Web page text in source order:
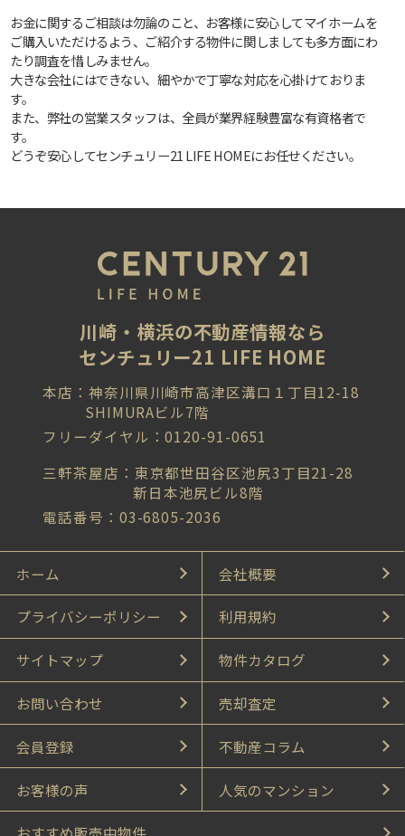
お金に関するご相談は勿論のこと、お客様に安心してマイホームを
ご購入いただけるよう、ご紹介する物件に関しましても多方面にわ
たり調査を惜しみません。
大きな会社にはできない、細やかで丁寧な対応を心掛けておりま
す。
また、弊社の営業スタッフは、全員が業界経験豊富な有資格者で
す。
どうぞ安心してセンチュリー21 LIFE HOMEにお任せください。
川崎・横浜の不動産情報なら
センチュリー21 LIFE HOME
本店：神奈川県川崎市高津区溝口１丁目12-18
SHIMURAビル7階
フリーダイヤル：0120-91-0651
三軒茶屋店：東京都世田谷区池尻3丁目21-28
新日本池尻ビル8階
電話番号：03-6805-2036
ホーム 会社概要
プライバシーポリシー 利用規約
サイトマップ 物件カタログ
お問い合わせ 売却査定
会員登録 不動産コラム
お客様の声 人気のマンション